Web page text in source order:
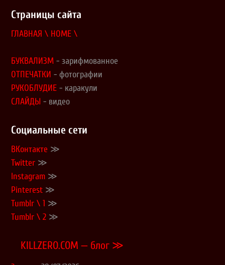
Страницы сайта
ГЛАВНАЯ \ HOME \
БУКВАЛИЗМ - зарифмованное
ОТПЕЧАТКИ - фотографии
РУКОБЛУДИЕ - каракули
СЛАЙДЫ - видео
Социальные сети
ВКонтакте ≫
Twitter ≫
Instagram ≫
Pinterest ≫
Tumblr \ 1 ≫
Tumblr \ 2 ≫
KILLZERO.COM — блог ≫